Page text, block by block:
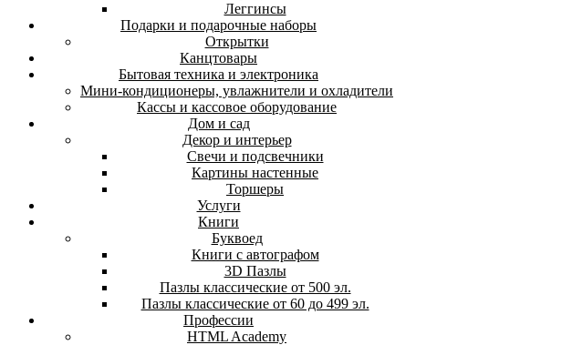
Леггинсы
Подарки и подарочные наборы
Открытки
Канцтовары
Бытовая техника и электроника
Мини-кондиционеры, увлажнители и охладители
Кассы и кассовое оборудование
Дом и сад
Декор и интерьер
Свечи и подсвечники
Картины настенные
Торшеры
Услуги
Книги
Буквоед
Книги с автографом
3D Пазлы
Пазлы классические от 500 эл.
Пазлы классические от 60 до 499 эл.
Профессии
HTML Academy